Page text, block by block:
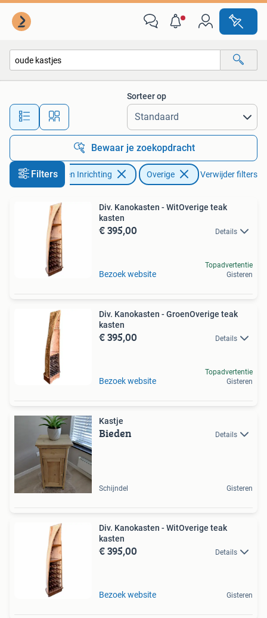
Alle afstanden…
Sorteer op
Bewaar je zoekopdracht
FiltersHuis en Inrichting Overige Verwijder filters
Div. Kanokasten - WitOverige teak
kasten
€ 395,00 Details
Bezoek website
Topadvertentie
Gisteren
Div. Kanokasten - GroenOverige teak
kasten
€ 395,00 Details
Bezoek website
Topadvertentie
Gisteren
Kastje
Bieden Details
Schijndel Gisteren
Div. Kanokasten - WitOverige teak
kasten
€ 395,00 Details
Bezoek website Gisteren